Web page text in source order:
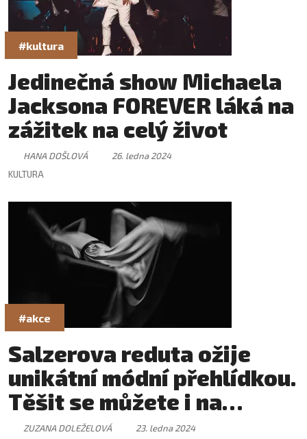
#kultura
Jedinečná show Michaela
Jacksona FOREVER láká na
zážitek na celý život
HANA DOŠLOVÁ
26. ledna 2024
KULTURA
#akce
Salzerova reduta ožije
unikátní módní přehlídkou.
Těšit se můžete i na
koncert a skvělé jídlo
ZUZANA DOLEŽELOVÁ
23. ledna 2024